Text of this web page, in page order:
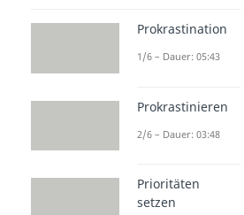
erkennen
zur
Du hast gerade
Prokrastination
1/6 – Dauer: 05:43
Prokrastinieren
2/6 – Dauer: 03:48
Prioritäten
setzen